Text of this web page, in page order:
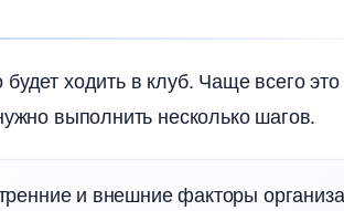
ходить в клуб. Чаще всего
выполнить несколько шагов.
и внешние факторы